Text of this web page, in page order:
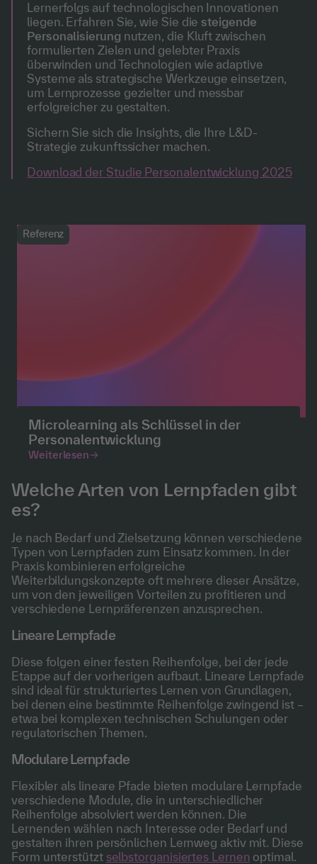
Lernerfolgs auf technologischen Innovationen
liegen. Erfahren Sie, wie Sie die steigende
Personalisierung nutzen, die Kluft zwischen
formulierten Zielen und gelebter Praxis
überwinden und Technologien wie adaptive
Systeme als strategische Werkzeuge einsetzen,
um Lernprozesse gezielter und messbar
erfolgreicher zu gestalten.
Sichern Sie sich die Insights, die Ihre L&D-
Strategie zukunftssicher machen.
Download der Studie Personalentwicklung 2025
Referenz
Microlearning als Schlüssel in der
Personalentwicklung
Weiterlesen
Welche Arten von Lernpfaden gibt
es?
Je nach Bedarf und Zielsetzung können verschiedene
Typen von Lernpfaden zum Einsatz kommen. In der
Praxis kombinieren erfolgreiche
Weiterbildungskonzepte oft mehrere dieser Ansätze,
um von den jeweiligen Vorteilen zu profitieren und
verschiedene Lernpräferenzen anzusprechen.
Lineare Lernpfade
Diese folgen einer festen Reihenfolge, bei der jede
Etappe auf der vorherigen aufbaut. Lineare Lernpfade
sind ideal für strukturiertes Lernen von Grundlagen,
bei denen eine bestimmte Reihenfolge zwingend ist –
etwa bei komplexen technischen Schulungen oder
regulatorischen Themen.
Modulare Lernpfade
Flexibler als lineare Pfade bieten modulare Lernpfade
verschiedene Module, die in unterschiedlicher
Reihenfolge absolviert werden können. Die
Lernenden wählen nach Interesse oder Bedarf und
gestalten ihren persönlichen Lernweg aktiv mit. Diese
Form unterstützt selbstorganisiertes Lernen optimal.